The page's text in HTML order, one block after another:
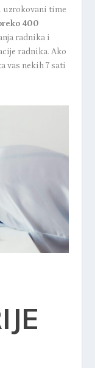
uzrokovani time
400
radnika i
radnika. Ako
vas nekih 7 sati